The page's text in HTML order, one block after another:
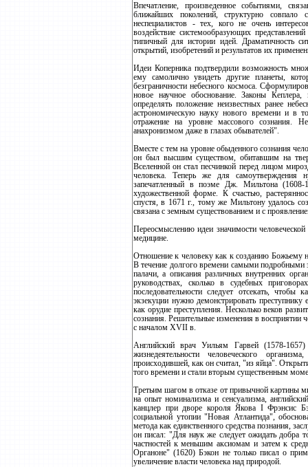
Впечатление, произведенное событиями,
ближайших поколений, структурно
неспециалистов - тех, кого не очень
воздействие системообразующих
типичный для истории идей. Драматичность
открытий, изобретений и результатов их
Идеи Коперника подтвердили возможность
ему самолично увидеть другие планеты,
безграничности небесного космоса.
новое научное обоснование. Законы
определять положение неизвестных ранее
астрономическую науку нового времени и в
отражение на уровне массового сознания.
анахронизмом даже в глазах обывателей".
Вместе с тем на уровне обыденного сознания
он был высшим существом, обитавшим на
Вселенной он стал песчинкой перед лицом
человека. Теперь же для самоутверждения
запечатленный в поэме Дж. Мильтона
художественной форме. К счастью,
спустя, в 1671 г., тому же Мильтону удалось
связана с земным существованием и с
Переосмыслению идеи значимости
медицине.
Отношение к человеку как к созданию Божьему
В течение долгого времени самыми подробными
палачи, а описания различных внутренних
руководствах, сколько в судебных
последовательности следует отсекать,
экзекуции нужно демонстрировать
как орудие преступления. Несколько веков
сознания. Решительные изменения в восприятии
с началом ХVII в.
Английский врач Уильям Гарвей (1578-
жизнедеятельности человеческого
происходившей, как он считал, "из яйца".
того времени и стали вторым существенным
Третьим шагом в отказе от привычной картины
на опыт номинализма и сенсуализма,
канцлер при дворе короля Якова I Фрэнсис
социальной утопии "Новая Атлантида",
метода как единственного средства познания,
он писал: "Для наук же следует ожидать добра
частностей к меньшим аксиомам и затем к
Органоне" (1620) Бэкон не только писал о
увеличение власти человека над природой.